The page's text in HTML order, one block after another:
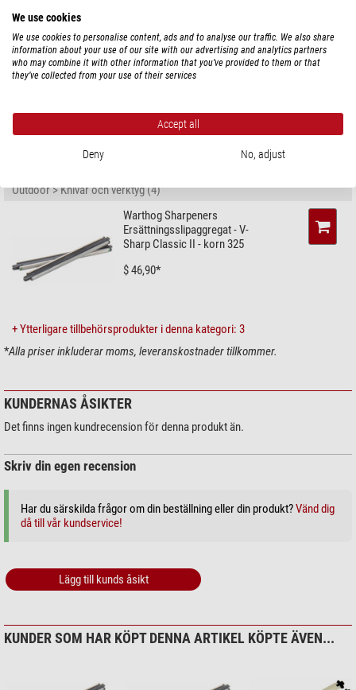
PRODUKTSÄKERHET
info@nimax.de
REKOMMENDERADE TILLBEHÖR
Outdoor > Knivar och verktyg (4)
Warthog Sharpeners
Ersättningsslipaggregat - V-
Sharp Classic II - korn 325
$ 46,90*
+ Ytterligare tillbehörsprodukter i denna kategori: 3
*Alla priser inkluderar moms, leveranskostnader tillkommer.
KUNDERNAS ÅSIKTER
Det finns ingen kundrecension för denna produkt än.
Skriv din egen recension
Har du särskilda frågor om din beställning eller din produkt?Vänd dig
då till vår kundservice!
Lägg till kunds åsikt
KUNDER SOM HAR KÖPT DENNA ARTIKEL KÖPTE ÄVEN...
We use cookies
We use cookies to personalise content, ads and to analyse our traffic. We also share
information about your use of our site with our advertising and analytics partners
who may combine it with other information that you’ve provided to them or that
they’ve collected from your use of their services
Accept all
Deny No, adjust